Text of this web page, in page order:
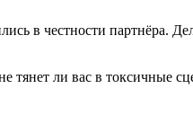
в честности партнёра.
тянет ли вас в токсичные